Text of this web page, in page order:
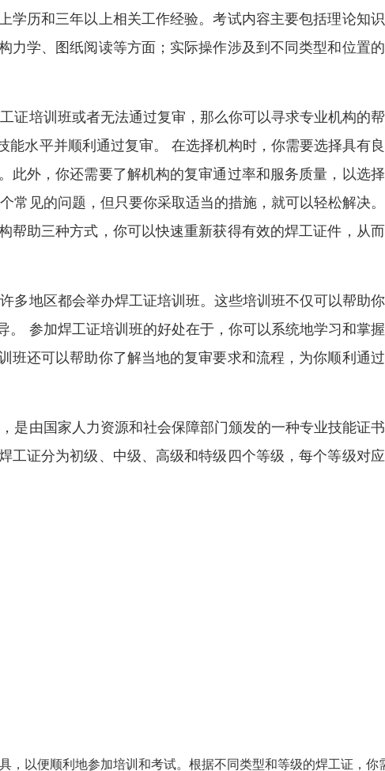
学历和三年以上相关工作经验。考试内容主要包括理论知
力学、图纸阅读等方面；实际操作涉及到不同类型和位置
证培训班或者无法通过复审，那么你可以寻求专业机构的
水平并顺利通过复审。 在选择机构时，你需要选择具有
此外，你还需要了解机构的复审通过率和服务质量，以选
常见的问题，但只要你采取适当的措施，就可以轻松解决
帮助三种方式，你可以快速重新获得有效的焊工证件，从
多地区都会举办焊工证培训班。这些培训班不仅可以帮助
参加焊工证培训班的好处在于，你可以系统地学习和掌
班还可以帮助你了解当地的复审要求和流程，为你顺利通
是由国家人力资源和社会保障部门颁发的一种专业技能证
工证分为初级、中级、高级和特级四个等级，每个等级对
，以便顺利地参加培训和考试。根据不同类型和等级的焊工证，你